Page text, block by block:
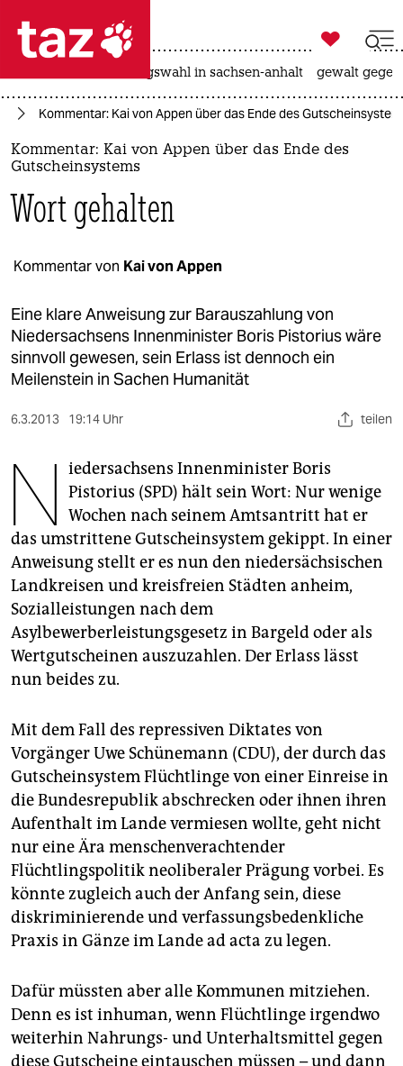
 taz zahl ich
taz zahl ich
themen
politik
kultur
sport
wahrheit
verlag
verlag
veranstaltungen
shop
fragen & hilfe
abo
genossenschaft
epaper login

taz zahl ich
landtagswahl in sachsen-anhalt gewalt
Kommentar: Kai von Appen über das Ende des
Kommentar: Kai von Appen über das Ende des
Gutscheinsystems
Wort gehalten
Kommentar von Kai von Appen
Eine klare Anweisung zur Barauszahlung von
Niedersachsens Innenminister Boris Pistorius wäre
sinnvoll gewesen, sein Erlass ist dennoch ein
Meilenstein in Sachen Humanität
6.3.2013 19:14 Uhr teilen
N iedersachsens Innenminister Boris
Pistorius (SPD) hält sein Wort: Nur wenige
Wochen nach seinem Amtsantritt hat er
das umstrittene Gutscheinsystem gekippt. In einer
Anweisung stellt er es nun den niedersächsischen
Landkreisen und kreisfreien Städten anheim,
Sozialleistungen nach dem
Asylbewerberleistungsgesetz in Bargeld oder als
Wertgutscheinen auszuzahlen. Der Erlass lässt
nun beides zu.
Mit dem Fall des repressiven Diktates von
Vorgänger Uwe Schünemann (CDU), der durch das
Gutscheinsystem Flüchtlinge von einer Einreise in
die Bundesrepublik abschrecken oder ihnen ihren
Aufenthalt im Lande vermiesen wollte, geht nicht
nur eine Ära menschenverachtender
Flüchtlingspolitik neoliberaler Prägung vorbei. Es
könnte zugleich auch der Anfang sein, diese
diskriminierende und verfassungsbedenkliche
Praxis in Gänze im Lande ad acta zu legen.
Dafür müssten aber alle Kommunen mitziehen.
Denn es ist inhuman, wenn Flüchtlinge irgendwo
weiterhin Nahrungs- und Unterhaltsmittel gegen
diese Gutscheine eintauschen müssen – und dann